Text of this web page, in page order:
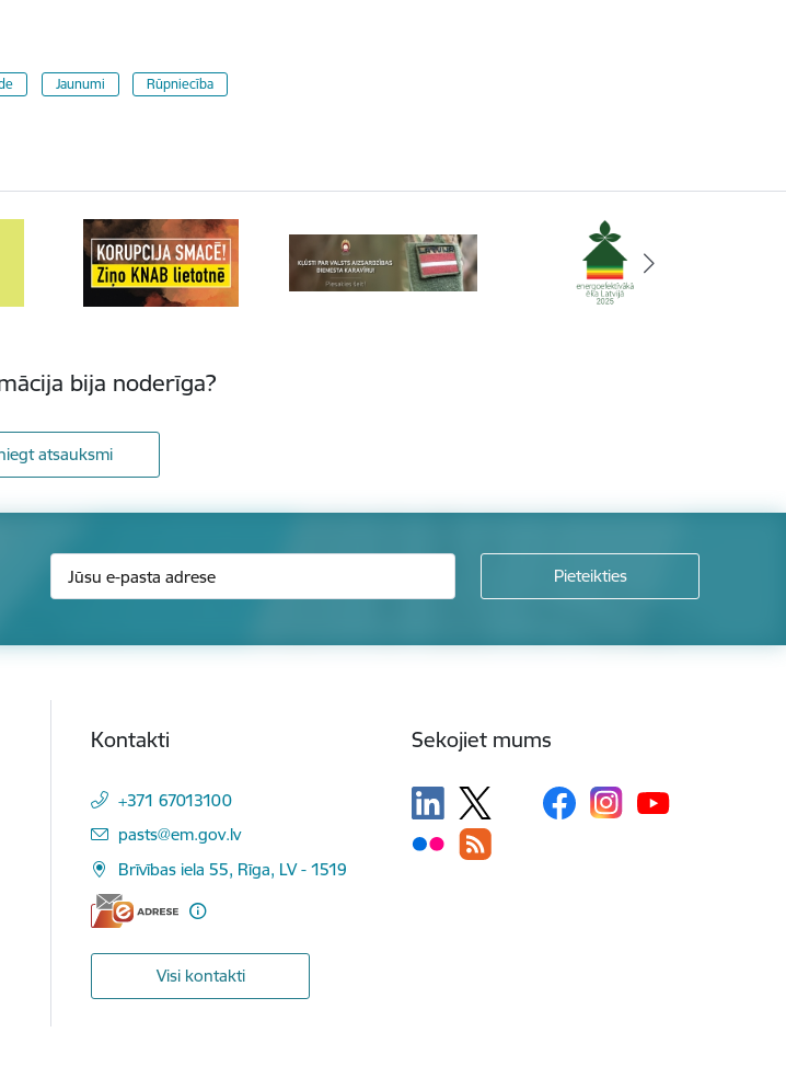
Jaunumi Rūpniecība
bija noderīga?
atsauksmi
Kontakti
+371 67013100
E-pasts:
pasts@em.gov.lv
Brīvības iela 55, Rīga, LV - 1519
Visi kontakti
Sekojiet mums